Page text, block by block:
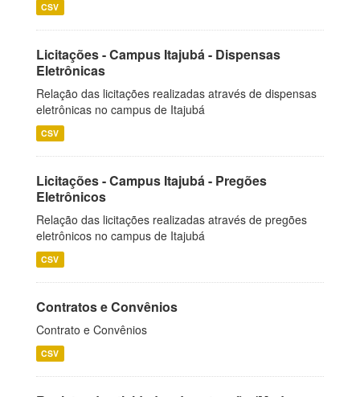
CSV
Licitações - Campus Itajubá - Dispensas
Eletrônicas
Relação das licitações realizadas através de dispensas
eletrônicas no campus de Itajubá
CSV
Licitações - Campus Itajubá - Pregões
Eletrônicos
Relação das licitações realizadas através de pregões
eletrônicos no campus de Itajubá
CSV
Contratos e Convênios
Contrato e Convênios
CSV